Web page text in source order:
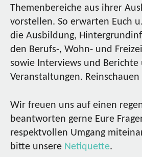
Themenbereiche aus ihrer
vorstellen. So erwarten Euch
die Ausbildung,
den Berufs-, Wohn- und
sowie Interviews und Berichte
Veranstaltungen.
Wir freuen uns auf einen
beantworten gerne Eure
respektvollen Umgang
bitte unsere Netiquette.